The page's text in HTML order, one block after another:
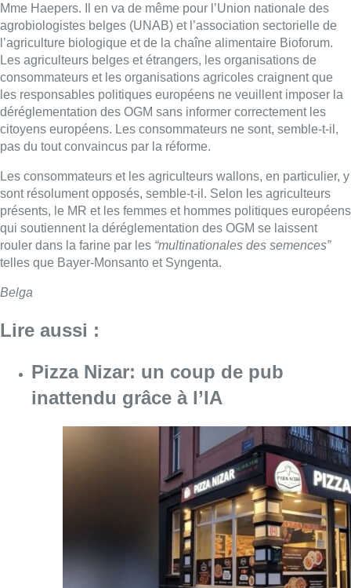
Mme Haepers. Il en va de même pour l’Union nationale des
agrobiologistes belges (UNAB) et l’association sectorielle de
l’agriculture biologique et de la chaîne alimentaire Bioforum.
Les agriculteurs belges et étrangers, les organisations de
consommateurs et les organisations agricoles craignent que
les responsables politiques européens ne veuillent imposer la
déréglementation des OGM sans informer correctement les
citoyens européens. Les consommateurs ne sont, semble-t-il,
pas du tout convaincus par la réforme.
Les consommateurs et les agriculteurs wallons, en particulier, y
sont résolument opposés, semble-t-il. Selon les agriculteurs
présents, le MR et les femmes et hommes politiques européens
qui soutiennent la déréglementation des OGM se laissent
rouler dans la farine par les “multinationales des semences”
telles que Bayer-Monsanto et Syngenta.
Belga
Lire aussi :
Pizza Nizar: un coup de pub
inattendu grâce à l’IA